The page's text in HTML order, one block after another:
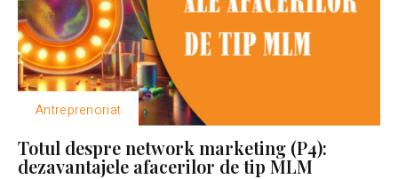
Antreprenoriat
Totul despre network marketing (P4):
dezavantajele afacerilor de tip MLM